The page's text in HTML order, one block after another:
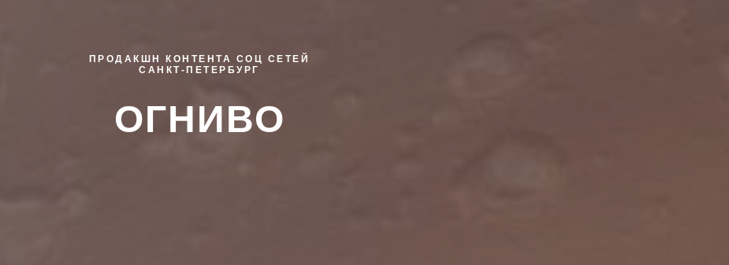
ПРОДАКШН КОНТЕНТА СОЦ СЕТЕЙ
САНКТ-ПЕТЕРБУРГ
ОГНИВО